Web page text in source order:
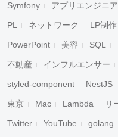
Symfony アプリエンジニア
PL ネットワーク LP制作
PowerPoint 美容 SQL
不動産 インフルエンサー
styled-component NestJS
東京 Mac Lambda リ
Twitter YouTube golang